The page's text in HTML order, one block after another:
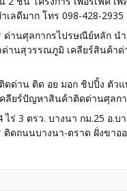
เลดีมาก โทร 098-428-2935
ด่านศุลกากรไปรษณีย์หลัก น
ด่านสุวรรณภูมิ เคลียร์สินค้า
ด่าน ติด อย มอก ชิปปิ้ง ตัวแ
ลียร์ปัญหาสินค้าติดด่านศุลก
ร่ 3 ตรว. บางนา กม.25 อ.บา
ติดถนนบางนา-ตราด ฝั่งขาอ